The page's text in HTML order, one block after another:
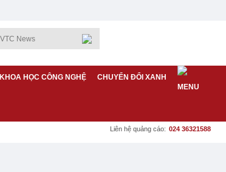
KHOA HỌC CÔNG NGHỆ CHUYỂN ĐỔI XANH
Liên hệ quảng cáo: 024 36321588